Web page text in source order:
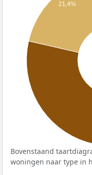
21,4%
Bovenstaand
woningen naar type in